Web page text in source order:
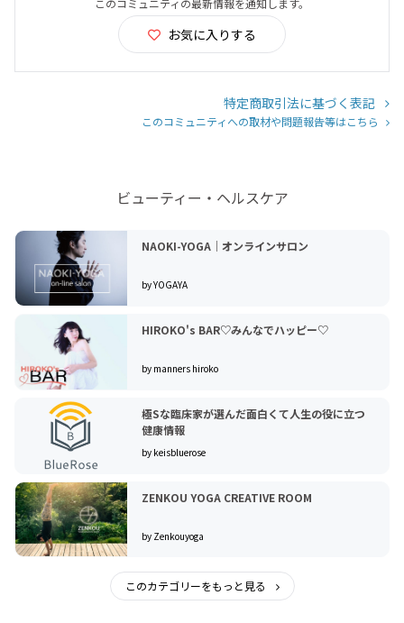
このコミュニティの最新情報を通知します。
お気に入りする
特定商取引法に基づく表記
このコミュニティへの取材や問題報告等はこちら
ビューティー・ヘルスケア
NAOKI-YOGA｜オンラインサロン
by YOGAYA
HIROKO's BAR♡みんなでハッピー♡
by manners hiroko
極Sな臨床家が選んだ面白くて人生の役に立つ
健康情報
by keisbluerose
ZENKOU YOGA CREATIVE ROOM
by Zenkouyoga
このカテゴリーをもっと見る